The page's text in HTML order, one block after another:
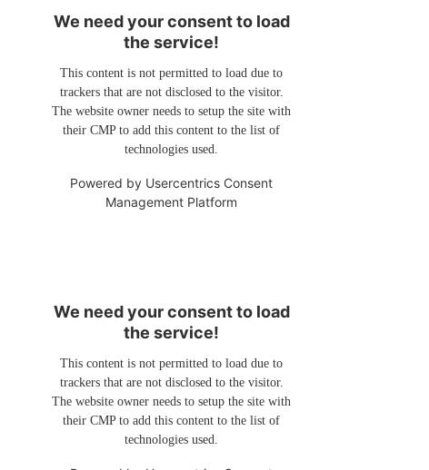
We need your consent to load
the service!
This content is not permitted to load due to
trackers that are not disclosed to the visitor.
The website owner needs to setup the site with
their CMP to add this content to the list of
technologies used.
Powered by Usercentrics Consent
Management Platform
We need your consent to load
the service!
This content is not permitted to load due to
trackers that are not disclosed to the visitor.
The website owner needs to setup the site with
their CMP to add this content to the list of
technologies used.